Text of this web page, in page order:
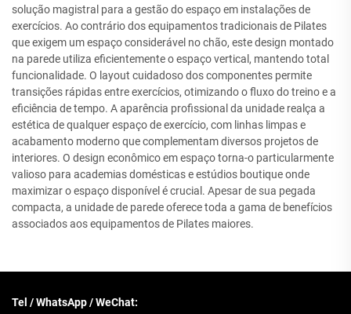
solução magistral para a gestão do espaço em instalações de
exercícios. Ao contrário dos equipamentos tradicionais de Pilates
que exigem um espaço considerável no chão, este design montado
na parede utiliza eficientemente o espaço vertical, mantendo total
funcionalidade. O layout cuidadoso dos componentes permite
transições rápidas entre exercícios, otimizando o fluxo do treino e a
eficiência de tempo. A aparência profissional da unidade realça a
estética de qualquer espaço de exercício, com linhas limpas e
acabamento moderno que complementam diversos projetos de
interiores. O design econômico em espaço torna-o particularmente
valioso para academias domésticas e estúdios boutique onde
maximizar o espaço disponível é crucial. Apesar de sua pegada
compacta, a unidade de parede oferece toda a gama de benefícios
associados aos equipamentos de Pilates maiores.
Tel / WhatsApp / WeChat: